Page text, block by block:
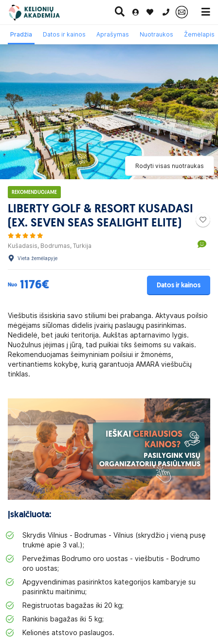
0 700 11007
Paskutinė
Pažintinės
kelionės
Kruizai
Rodyti visas nuotraukas
REKOMENDUOJAME
LIBERTY GOLF & RESORT KUSADASI
(EX. SEVEN SEAS SEALIGHT ELITE)
Kušadasis, Bodrumas, Turkija
Vieta žemėlapyje
Nuo 1176€ Datos ir kainos
Viešbutis išsiskiria savo stiliumi bei prabanga. Aktyvaus poilsio
mėgėjams siūlomas didelis įvairių paslaugų pasirinkimas.
Nedidelė, bet jauki teritorija. Aukštas aptarnavimo lygis.
Nuožulnus įėjimas į jūrą, tad puikiai tiks šeimoms su vaikais.
Rekomenduojamas šeimyniniam poilsiui ir žmonėms,
vertinantiems kokybę, kurią garantuoja AMARA viešbučių
tinklas.
Pradžia Datos ir kainos Aprašymas Nuotraukos Žemėlapis
Įskaičiuota:
Skrydis Vilnius - Bodrumas - Vilnius (skrydžio į vieną pusę
trukmė apie 3 val.);
Pervežimas Bodrumo oro uostas - viešbutis - Bodrumo
oro uostas;
Apgyvendinimas pasirinktos kategorijos kambaryje su
pasirinktu maitinimu;
Registruotas bagažas iki 20 kg;
Rankinis bagažas iki 5 kg;
Kelionės atstovo paslaugos.